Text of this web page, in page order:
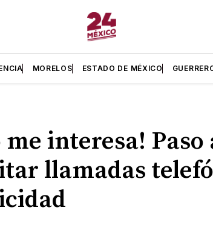
MORELOS ESTADO DE MÉXICO
me interesa! Paso
llamadas